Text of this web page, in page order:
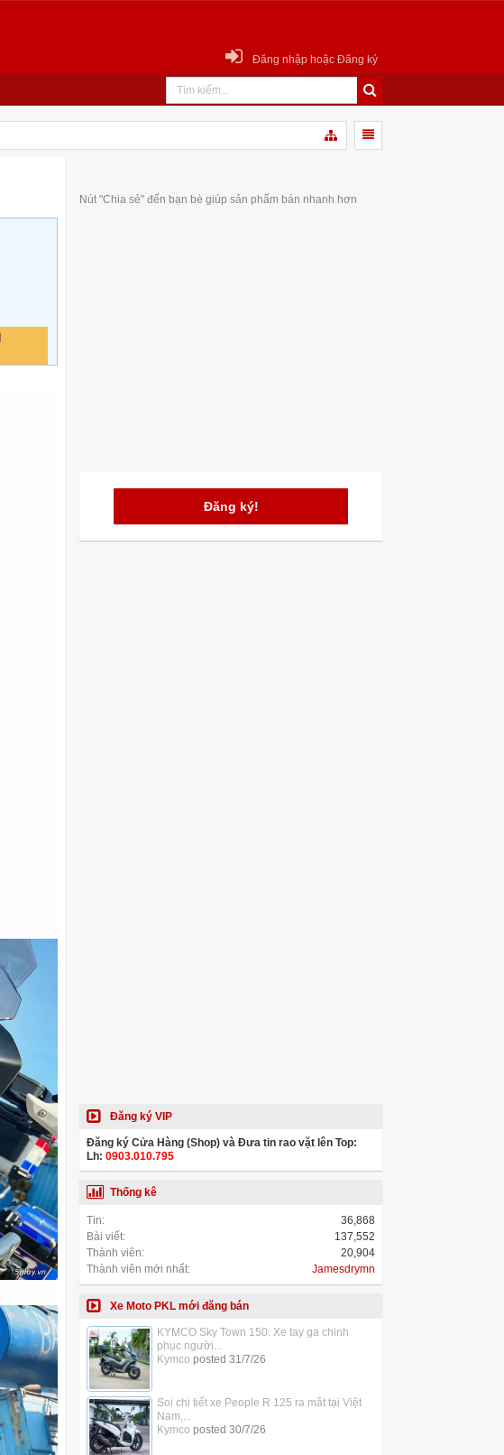
Đăng nhập hoặc Đăng ký
Nút "Chia sẻ" đến bạn bè giúp sản phẩm bán nhanh hơn
Đăng ký!
Đăng ký VIP
Đăng ký Cửa Hàng (Shop) và Đưa tin rao vặt lên Top:
Lh: 0903.010.795
Thống kê
Tin:
36,868
Bài viết:
137,552
Thành viên:
20,904
Thành viên mới nhất:
Jamesdrymn
Xe Moto PKL mới đăng bán
KYMCO Sky Town 150: Xe tay ga chinh
phục người...
Kymco posted 31/7/26
Soi chi tiết xe People R 125 ra mắt tại Việt
Nam,...
Kymco posted 30/7/26